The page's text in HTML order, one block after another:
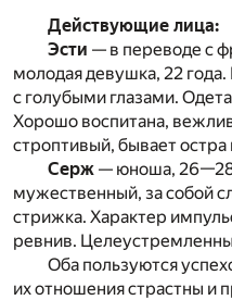
Действующие лица:
Эсти — в переводе с
молодая девушка, 22
с голубыми глазами.
Хорошо воспитана,
строптивый, бывает остра
Серж — юноша, 26—28
мужественный, за собой
стрижка. Характер
ревнив.
Оба пользуются
их отношения страстны и